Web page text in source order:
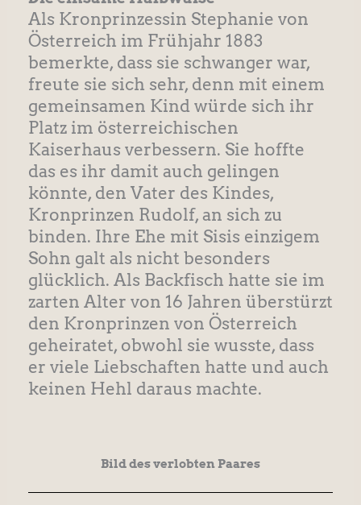
Als Kronprinzessin Stephanie von
Österreich im Frühjahr 1883
bemerkte, dass sie schwanger war,
freute sie sich sehr, denn mit einem
gemeinsamen Kind würde sich ihr
Platz im österreichischen
Kaiserhaus verbessern. Sie hoffte
das es ihr damit auch gelingen
könnte, den Vater des Kindes,
Kronprinzen Rudolf, an sich zu
binden. Ihre Ehe mit Sisis einzigem
Sohn galt als nicht besonders
glücklich. Als Backfisch hatte sie im
zarten Alter von 16 Jahren überstürzt
den Kronprinzen von Österreich
geheiratet, obwohl sie wusste, dass
er viele Liebschaften hatte und auch
keinen Hehl daraus machte.
Bild des verlobten Paares